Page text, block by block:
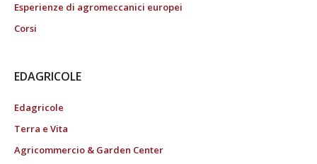
Esperienze di agromeccanici europei
Corsi
EDAGRICOLE
Edagricole
Terra e Vita
Agricommercio & Garden Center